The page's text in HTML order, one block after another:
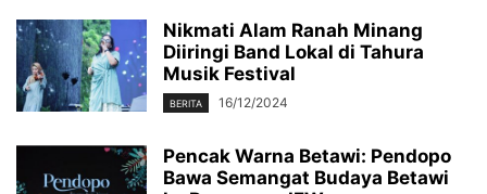
Nikmati Alam Ranah Minang
Diiringi Band Lokal di Tahura
Musik Festival
BERITA 16/12/2024
Pencak Warna Betawi: Pendopo
Bawa Semangat Budaya Betawi